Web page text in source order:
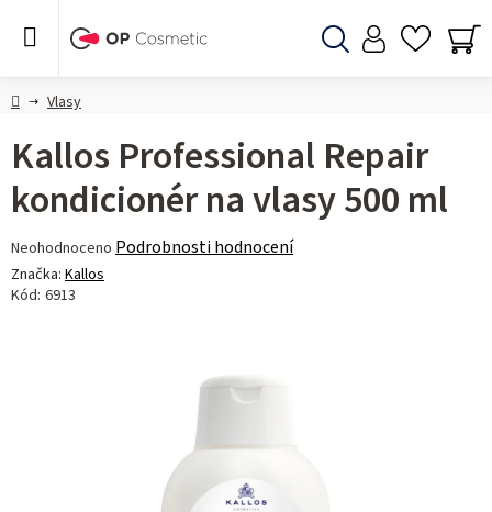
DomůVlasy
Kallos Professional Repair
kondicionér na vlasy 500 ml
Průměrné
hodnocení
produktu
Neohodnoceno Podrobnosti hodnocení
Značka: Kallos
Kód: 6913